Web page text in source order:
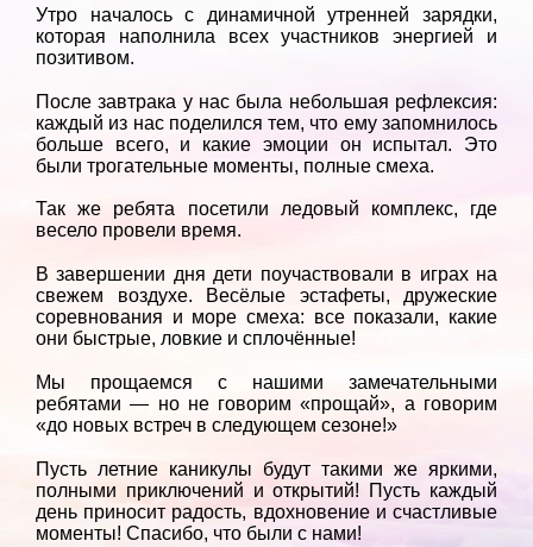
Утро началось с динамичной утренней зарядки,
которая наполнила всех участников энергией и
позитивом.
После завтрака у нас была небольшая рефлексия:
каждый из нас поделился тем, что ему запомнилось
больше всего, и какие эмоции он испытал. Это
были трогательные моменты, полные смеха.
Так же ребята посетили ледовый комплекс, где
весело провели время.
В завершении дня дети поучаствовали в играх на
свежем воздухе. Весёлые эстафеты, дружеские
соревнования и море смеха: все показали, какие
они быстрые, ловкие и сплочённые!
Мы прощаемся с нашими замечательными
ребятами — но не говорим «прощай», а говорим
«до новых встреч в следующем сезоне!»
Пусть летние каникулы будут такими же яркими,
полными приключений и открытий! Пусть каждый
день приносит радость, вдохновение и счастливые
моменты! Спасибо, что были с нами!